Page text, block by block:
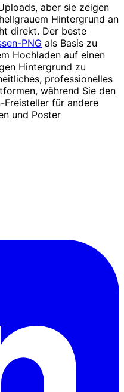
aber sie zeigen
Hintergrund an
direkt. Der beste
PNG als Basis zu
Hochladen auf einen
Hintergrund zu
professionelles
während Sie den
Freisteller für andere
und Poster